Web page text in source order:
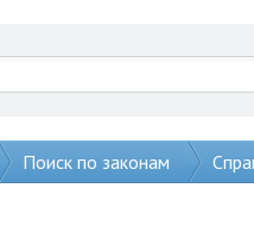
Поиск по законам